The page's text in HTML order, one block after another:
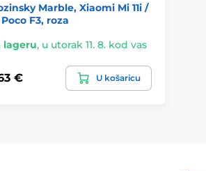
Marble, Xiaomi Mi 11i /
F3, roza
lageru, u utorak 11. 8. kod vas
€ U košaricu